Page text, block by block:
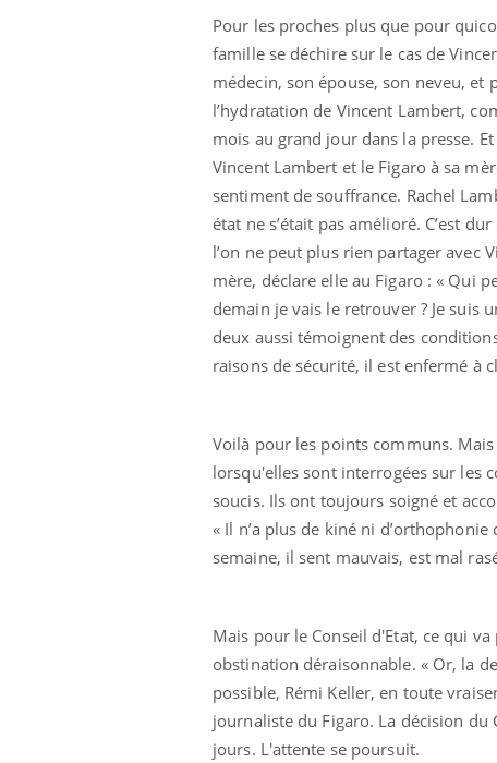
Pour les proches plus que pour
famille se déchire sur le cas de
médecin, son épouse, son neveu, et
l’hydratation de Vincent Lambert,
mois au grand jour dans la presse.
Vincent Lambert et le Figaro à sa
sentiment de souffrance. Rachel
état ne s’était pas amélioré. C’est
l’on ne peut plus rien partager avec
mère, déclare elle au Figaro : « Qui
demain je vais le retrouver ? Je suis
deux aussi témoignent des
raisons de sécurité, il est enfermé à
Voilà pour les points communs.
lorsqu'elles sont interrogées sur les
soucis. Ils ont toujours soigné et
« Il n’a plus de kiné ni
semaine, il sent mauvais, est mal
Mais pour le Conseil d'Etat, ce qui
obstination déraisonnable. « Or, la
possible, Rémi Keller, en toute
journaliste du Figaro. La décision
jours. L'attente se poursuit.